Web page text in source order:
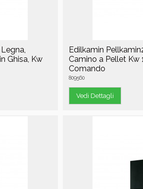
Ghisa, Kw
Edilkamin
Camino a Pellet Kw
Comando
809560
Vedi Dettagli